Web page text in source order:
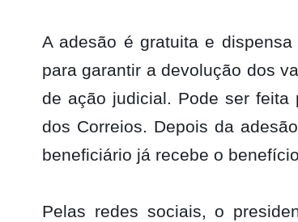
A adesão é gratuita e
para garantir a devolução dos
de ação judicial. Pode ser feita
dos Correios. Depois da
beneficiário já recebe o
Pelas redes sociais, o